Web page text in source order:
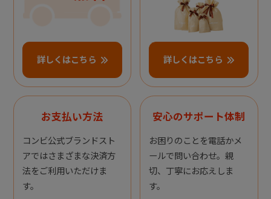
詳しくはこちら 詳しくはこちら
お支払い方法
コンビ公式ブランドスト
アではさまざまな決済方
法をご利用いただけま
す。
安心のサポート体制
お困りのことを電話かメ
ールで問い合わせ。親
切、丁寧にお応えしま
す。